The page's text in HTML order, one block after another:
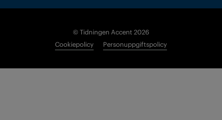
© Tidningen Accent 2026
Cookiepolicy
Personuppgiftspolicy